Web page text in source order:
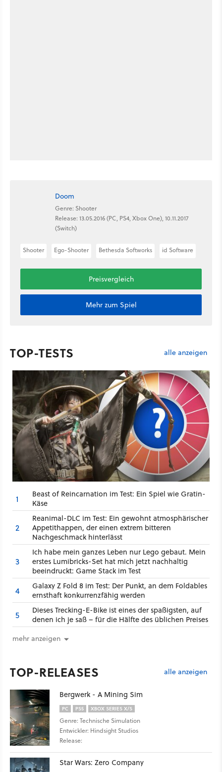
Doom
Genre: Shooter
Release: 13.05.2016 (PC, PS4, Xbox One), 10.11.2017
(Switch)
Shooter Ego-Shooter Bethesda Softworks id Software
Preisvergleich
Mehr zum Spiel
TOP-TESTS alle anzeigen
1
Beast of Reincarnation im Test: Ein Spiel wie Gratin-
Käse
2
Reanimal-DLC im Test: Ein gewohnt atmosphärischer
Appetithappen, der einen extrem bitteren
Nachgeschmack hinterlässt
3
Ich habe mein ganzes Leben nur Lego gebaut. Mein
erstes Lumibricks-Set hat mich jetzt nachhaltig
beeindruckt: Game Stack im Test
4
Galaxy Z Fold 8 im Test: Der Punkt, an dem Foldables
ernsthaft konkurrenzfähig werden
5
Dieses Trecking-E-Bike ist eines der spaßigsten, auf
denen ich je saß – für die Hälfte des üblichen Preises
mehr anzeigen
TOP-RELEASES alle anzeigen
Bergwerk - A Mining Sim
PC PS5 XBOX SERIES X/S
Genre: Technische Simulation
Entwickler: Hindsight Studios
Release:
Star Wars: Zero Company